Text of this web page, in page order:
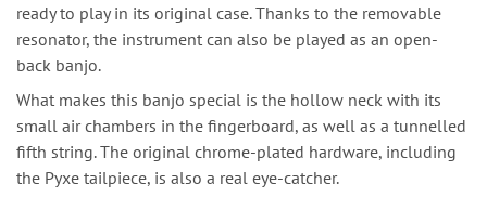
ready to play in its original case. Thanks to the removable
resonator, the instrument can also be played as an open-
back banjo.
What makes this banjo special is the hollow neck with its
small air chambers in the fingerboard, as well as a tunnelled
fifth string. The original chrome-plated hardware, including
the Pyxe tailpiece, is also a real eye-catcher.